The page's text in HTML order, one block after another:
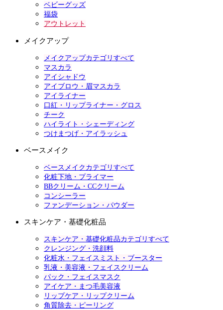
ベビーグッズ
福袋
アウトレット
メイクアップ
メイクアップカテゴリすべて
マスカラ
アイシャドウ
アイブロウ・眉マスカラ
アイライナー
口紅・リップライナー・グロス
チーク
ハイライト・シェーディング
つけまつげ・アイラッシュ
ベースメイク
ベースメイクカテゴリすべて
化粧下地・プライマー
BBクリーム・CCクリーム
コンシーラー
ファンデーション・パウダー
スキンケア・基礎化粧品
スキンケア・基礎化粧品カテゴリすべて
クレンジング・洗顔料
化粧水・フェイスミスト・ブースター
乳液・美容液・フェイスクリーム
パック・フェイスマスク
アイケア・まつ毛美容液
リップケア・リップクリーム
角質除去・ピーリング